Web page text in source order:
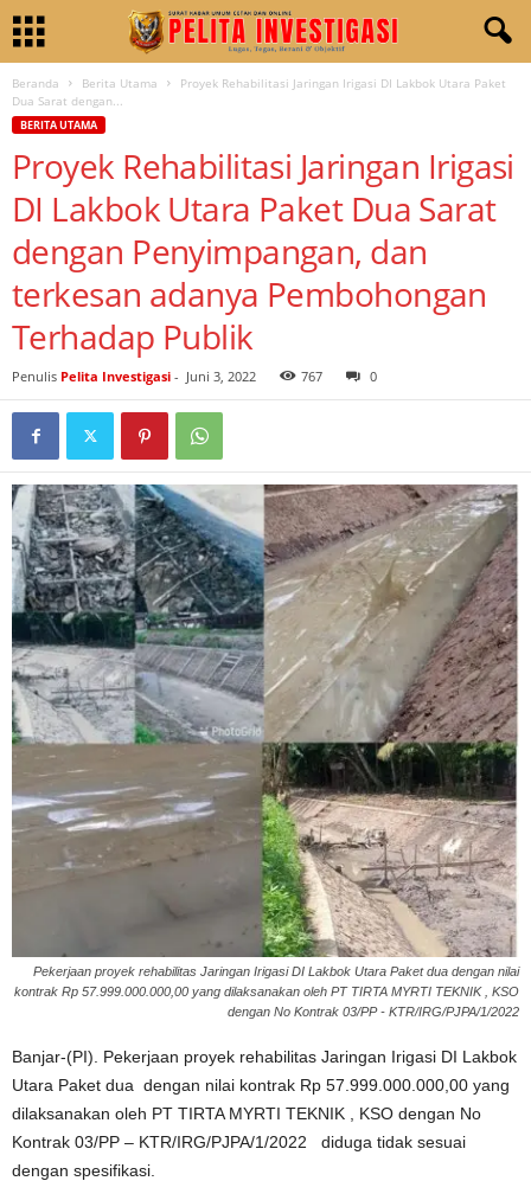
Beranda Berita Utama
Proyek Rehabilitasi Jaringan Irigasi DI Lakbok Utara Paket
Dua Sarat dengan...
BERITA UTAMA
Proyek Rehabilitasi Jaringan Irigasi
DI Lakbok Utara Paket Dua Sarat
dengan Penyimpangan, dan
terkesan adanya Pembohongan
Terhadap Publik
Penulis Pelita Investigasi - Juni 3, 2022 767 0
Pekerjaan proyek rehabilitas Jaringan Irigasi DI Lakbok Utara Paket dua dengan nilai
kontrak Rp 57.999.000.000,00 yang dilaksanakan oleh PT TIRTA MYRTI TEKNIK , KSO
dengan No Kontrak 03/PP - KTR/IRG/PJPA/1/2022
Banjar-(PI). Pekerjaan proyek rehabilitas Jaringan Irigasi DI Lakbok
Utara Paket dua dengan nilai kontrak Rp 57.999.000.000,00 yang
dilaksanakan oleh PT TIRTA MYRTI TEKNIK , KSO dengan No
Kontrak 03/PP – KTR/IRG/PJPA/1/2022 diduga tidak sesuai
dengan spesifikasi.